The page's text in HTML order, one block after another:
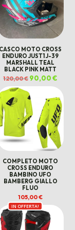
CASCO MOTO CROSS
ENDURO JUST1 J-39
MARSHALL TEAL
BLACK PINK MATT
120,00€ Il
prezzo
originale
era:
120,00 €.
90,00€
è:
COMPLETO MOTO
CROSS ENDURO
BAMBINO UFO
BAMBERG GIALLO
FLUO
105,00€
IN OFFERTA!